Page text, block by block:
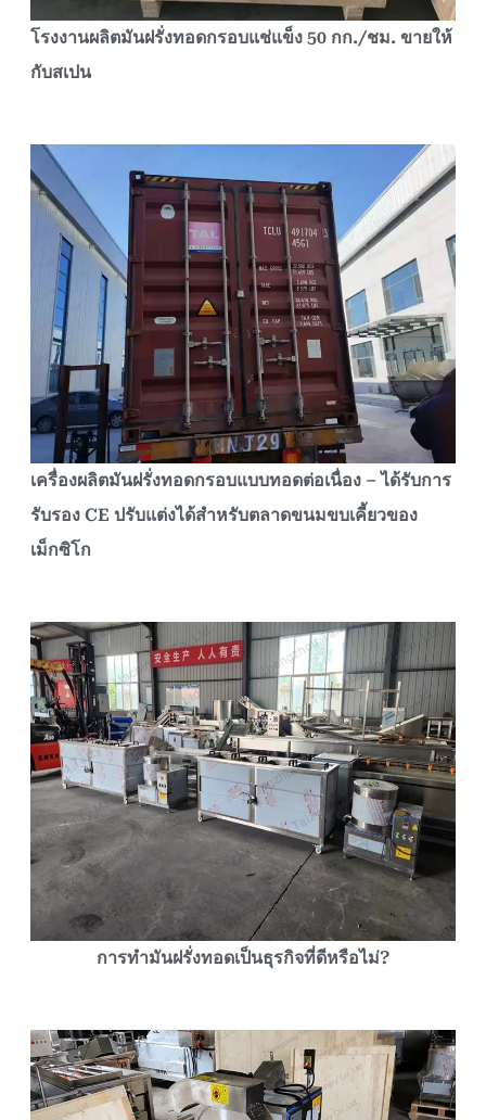
โรงงานผลิตมันฝรั่งทอดกรอบแช่แข็ง 50 กก./ชม. ขายให้
กับสเปน
เครื่องผลิตมันฝรั่งทอดกรอบแบบทอดต่อเนื่อง – ได้รับการ
รับรอง CE ปรับแต่งได้สำหรับตลาดขนมขบเคี้ยวของ
เม็กซิโก
การทำมันฝรั่งทอดเป็นธุรกิจที่ดีหรือไม่?